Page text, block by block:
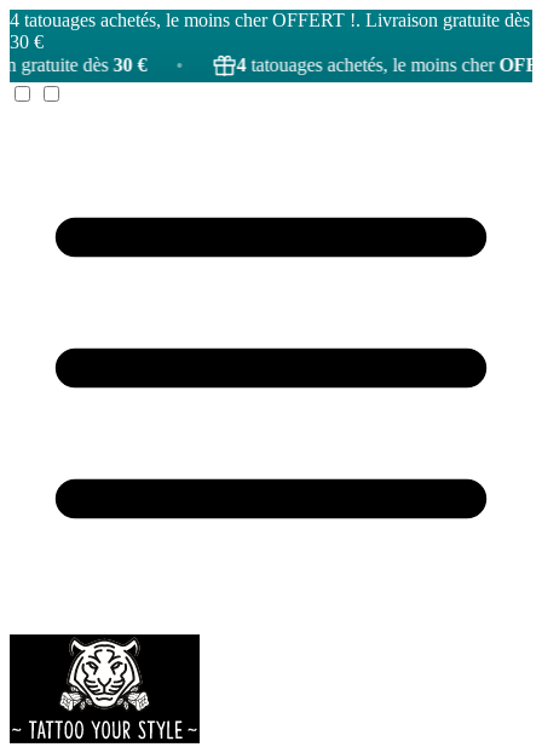
4 tatouages achetés, le moins cher OFFERT !. Livraison gratuite dès
30 €
30 € • tatouages achetés, le moins cherOFFERT!